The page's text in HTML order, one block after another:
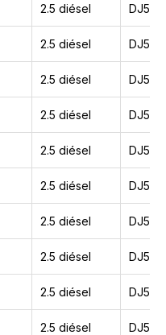
2.5 diésel
2.5 diésel
2.5 diésel DJ5
2.5 diésel DJ5T
2.5 diésel
2.5 diésel DJ5
2.5 diésel DJ5T
2.5 diésel DJ5
2.5 diésel
2.5 diésel